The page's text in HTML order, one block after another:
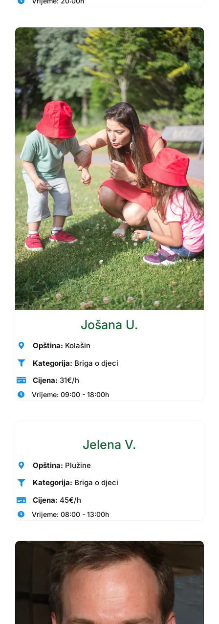
Jošana U.
Opština: Kolašin
Kategorija: Briga o djeci
Cijena: 31€/h
Vrijeme: 09:00 - 18:00h
Jelena V.
Opština: Plužine
Kategorija: Briga o djeci
Cijena: 45€/h
Vrijeme: 08:00 - 13:00h